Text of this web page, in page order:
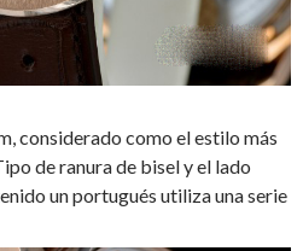
considerado como el estilo más
de ranura de bisel y el lado
un portugués utiliza una serie